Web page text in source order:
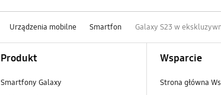
Urządzenia mobilne Smartfon Galaxy S23 w
Produkt
Smartfony Galaxy
Wsparcie
Strona główna